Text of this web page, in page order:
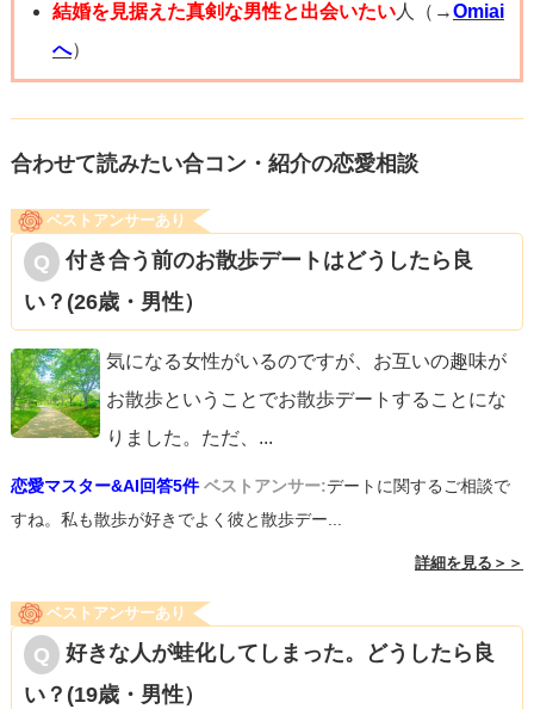
結婚を見据えた真剣な男性と出会いたい人（→Omiai
へ）
合わせて読みたい合コン・紹介の恋愛相談
ベストアンサーあり
付き合う前のお散歩デートはどうしたら良
い？(26歳・男性）
気になる女性がいるのですが、お互いの趣味が
お散歩ということでお散歩デートすることにな
りました。ただ、 ...
恋愛マスター&AI回答5件 ベストアンサー:デートに関するご相談で
すね。私も散歩が好きでよく彼と散歩デー...
詳細を見る＞＞
ベストアンサーあり
好きな人が蛙化してしまった。どうしたら良
い？(19歳・男性）